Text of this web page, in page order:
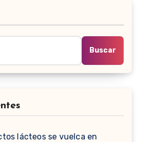
Buscar
lácteos se vuelca en